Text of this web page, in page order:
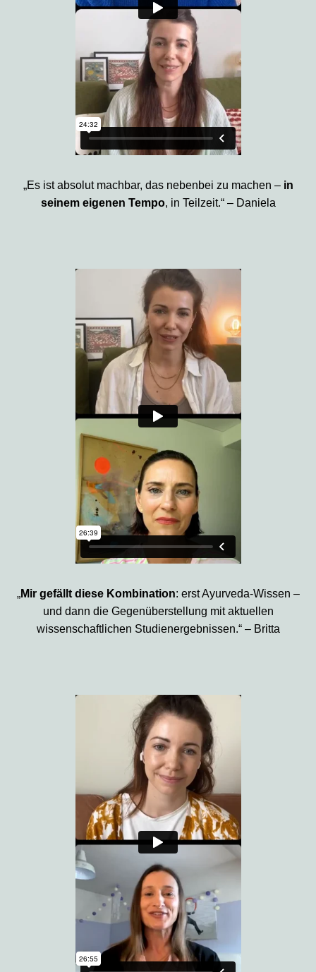
„Es ist absolut machbar, das nebenbei zu machen – in
seinem eigenen Tempo, in Teilzeit.“ – Daniela
„Mir gefällt diese Kombination: erst Ayurveda-Wissen –
und dann die Gegenüberstellung mit aktuellen
wissenschaftlichen Studienergebnissen.“ – Britta